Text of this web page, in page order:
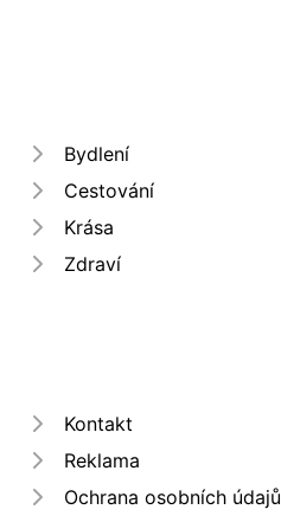
Bydlení
Cestování
Krása
Zdraví
Kontakt
Reklama
Ochrana osobních údajů